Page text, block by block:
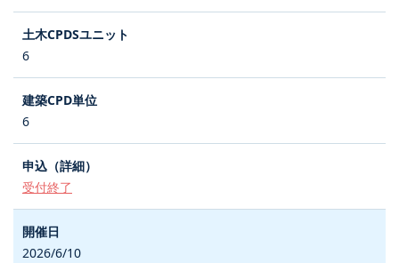
6
6
受付終了
2026/6/10